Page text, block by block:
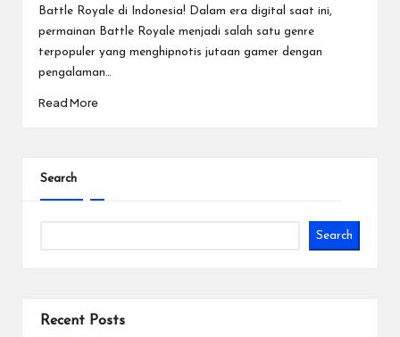
ai
Battle Royale di Indonesia! Dalam era digital saat ini,
permainan Battle Royale menjadi salah satu genre
terpopuler yang menghipnotis jutaan gamer dengan
pengalaman…
Read More
Search
Search
Recent Posts